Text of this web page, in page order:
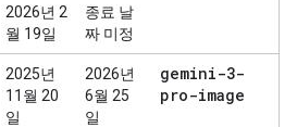
2026년 2
월 19일
종료 날
짜 미정
2025년
11월 20
일
2026년
6월 25
일
gemini-3-
pro-image